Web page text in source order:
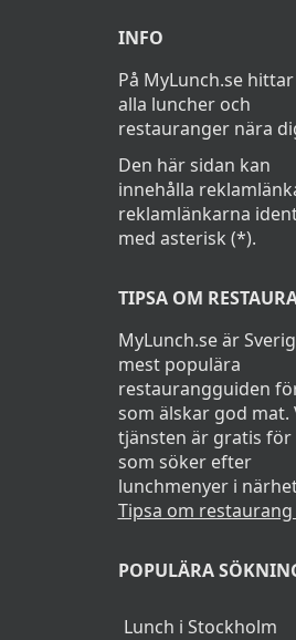
INFO
På MyLunch.se
alla luncher och
restauranger nära
Den här sidan kan
innehålla
reklamlänkarna
med asterisk (*).
TIPSA OM
MyLunch.se är
mest populära
restaurangguiden
som älskar god mat.
tjänsten är gratis för
som söker efter
lunchmenyer i
Tipsa om restaurang
POPULÄRA
Lunch i Stockholm